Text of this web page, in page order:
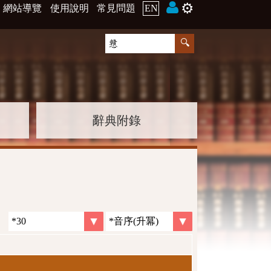
網站導覽 使用說明 常見問題 EN ⚙️
辭典附錄